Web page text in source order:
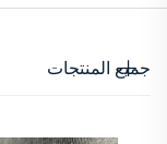
جميع المنتجات